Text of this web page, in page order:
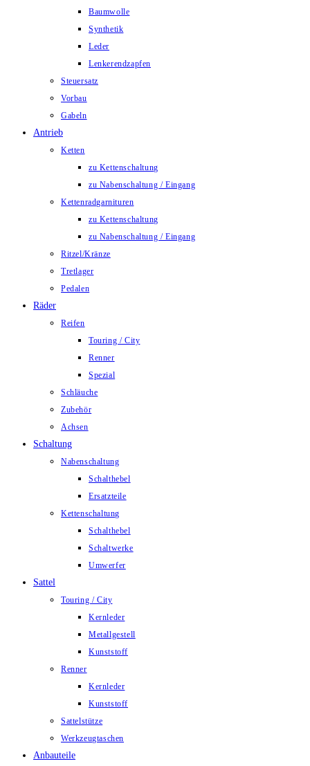
Baumwolle
Synthetik
Leder
Lenkerendzapfen
Steuersatz
Vorbau
Gabeln
Antrieb
Ketten
zu Kettenschaltung
zu Nabenschaltung / Eingang
Kettenradgarnituren
zu Kettenschaltung
zu Nabenschaltung / Eingang
Ritzel/Kränze
Tretlager
Pedalen
Räder
Reifen
Touring / City
Renner
Spezial
Schläuche
Zubehör
Achsen
Schaltung
Nabenschaltung
Schalthebel
Ersatzteile
Kettenschaltung
Schalthebel
Schaltwerke
Umwerfer
Sattel
Touring / City
Kernleder
Metallgestell
Kunststoff
Renner
Kernleder
Kunststoff
Sattelstütze
Werkzeugtaschen
Anbauteile